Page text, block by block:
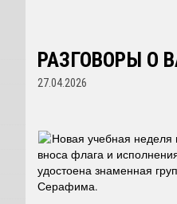
РАЗГОВОРЫ О
27.04.2026
Новая учебная
вноса флага и
удостоена знаменная
Серафима.